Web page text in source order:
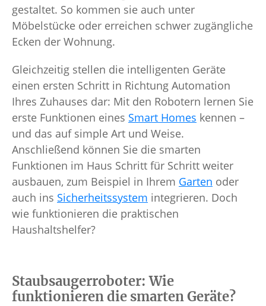
gestaltet. So kommen sie auch unter
Möbelstücke oder erreichen schwer zugängliche
Ecken der Wohnung.
Gleichzeitig stellen die intelligenten Geräte
einen ersten Schritt in Richtung Automation
Ihres Zuhauses dar: Mit den Robotern lernen Sie
erste Funktionen eines Smart Homes kennen –
und das auf simple Art und Weise.
Anschließend können Sie die smarten
Funktionen im Haus Schritt für Schritt weiter
ausbauen, zum Beispiel in Ihrem Garten oder
auch ins Sicherheitssystem integrieren. Doch
wie funktionieren die praktischen
Haushaltshelfer?
Staubsaugerroboter: Wie
funktionieren die smarten Geräte?